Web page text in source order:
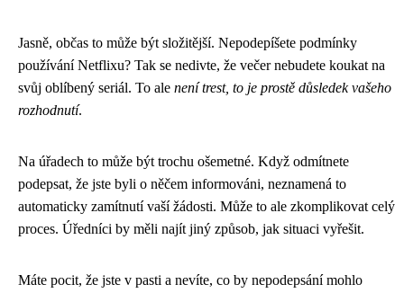
Jasně, občas to může být složitější. Nepodepíšete podmínky
používání Netflixu? Tak se nedivte, že večer nebudete koukat na
svůj oblíbený seriál. To ale není trest, to je prostě důsledek vašeho
rozhodnutí.
Na úřadech to může být trochu ošemetné. Když odmítnete
podepsat, že jste byli o něčem informováni, neznamená to
automaticky zamítnutí vaší žádosti. Může to ale zkomplikovat celý
proces. Úředníci by měli najít jiný způsob, jak situaci vyřešit.
Máte pocit, že jste v pasti a nevíte, co by nepodepsání mohlo